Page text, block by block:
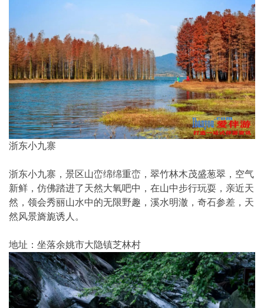
浙东小九寨
浙东小九寨，景区山峦绵绵重峦，翠竹林木茂盛葱翠，空气
新鲜，仿佛踏进了天然大氧吧中，在山中步行玩耍，亲近天
然，领会秀丽山水中的无限野趣，溪水明澈，奇石参差，天
然风景旖旎诱人。
地址：坐落余姚市大隐镇芝林村